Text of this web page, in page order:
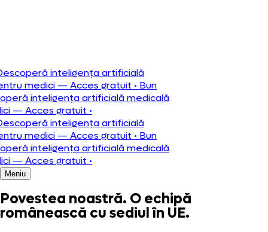
inteligența artificială
medici — Acces gratuit•Bun
inteligența artificială medicală
— Acces gratuit•
inteligența artificială
medici — Acces gratuit•Bun
inteligența artificială medicală
— Acces gratuit•
Meniu
Povestea noastră. O echipă
românească cu sediul în UE.